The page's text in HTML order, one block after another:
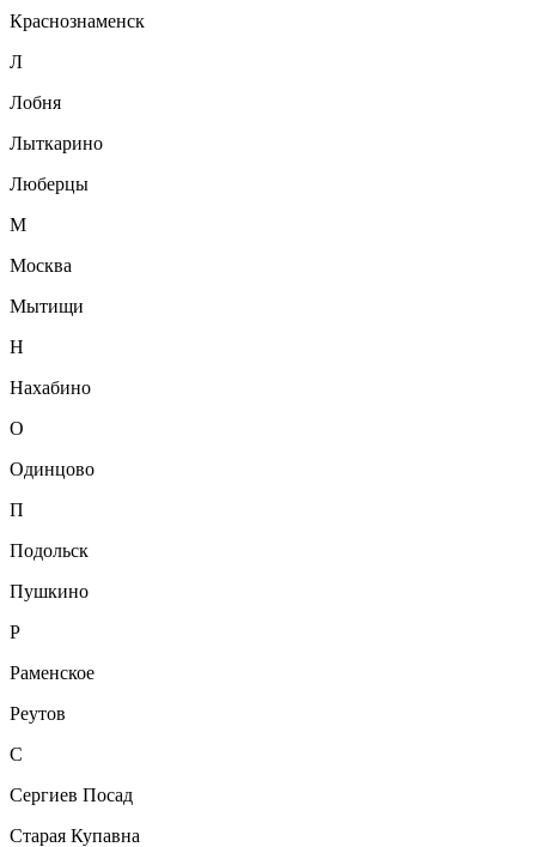
Краснознаменск
Л
Лобня
Лыткарино
Люберцы
М
Москва
Мытищи
Н
Нахабино
О
Одинцово
П
Подольск
Пушкино
Р
Раменское
Реутов
С
Сергиев Посад
Старая Купавна